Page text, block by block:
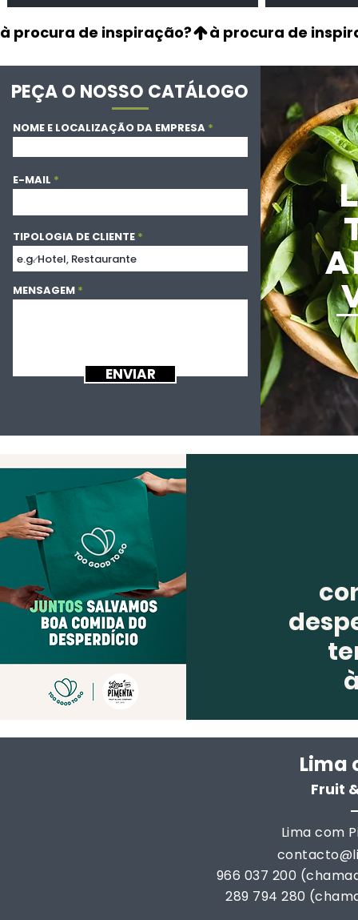
à procura de inspiração?
PEÇA O NOSSO CATÁLOGO
NOME E LOCALIZAÇÃO DA EMPRESA
E-MAIL
TIPOLOGIA DE CLIENTE
MENSAGEM
ENVIAR
Lima
Fruit
Lima com
966 037 200
289 794 280